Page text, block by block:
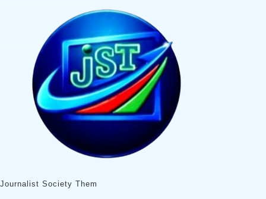
Journalist Society Them